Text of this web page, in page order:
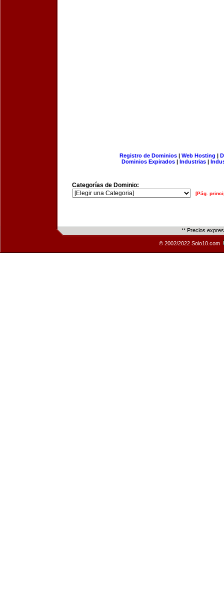
Registro de Dominios| Web Hosting |
Dominios Expirados | Industrias |
Categorías de Dominio:
[Pág.
** Precios
© 2002/2022 Solo10.com